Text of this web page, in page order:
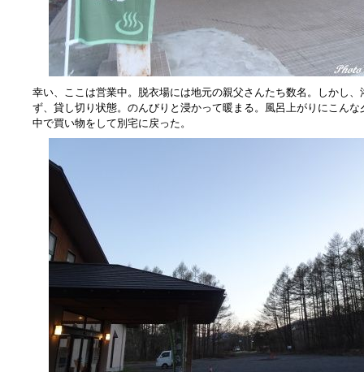
幸い、ここは営業中。脱衣場には地元の親父さんたち数名。しかし
ず、貸し切り状態。のんびりと浸かって暖まる。風呂上がりにこん
中で買い物をして別宅に戻った。